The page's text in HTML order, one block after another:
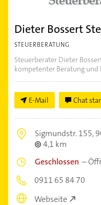
Dieter Bossert
STEUERBERATUNG
Steuerberater Dieter
kompetenter Beratung und
E-Mail Chat
Sigmundstr. 155,
4,1 km
Geschlossen –
0911 65 84 70
Webseite